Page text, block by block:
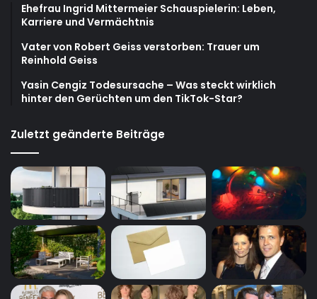
Ehefrau Ingrid Mittermeier Schauspielerin: Leben,
Karriere und Vermächtnis
Vater von Robert Geiss verstorben: Trauer um
Reinhold Geiss
Yasin Cengiz Todesursache – Was steckt wirklich
hinter den Gerüchten um den TikTok-Star?
Zuletzt geänderte Beiträge